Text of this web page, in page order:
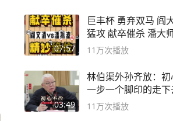
07:57
巨丰杯 勇弃双马 阎大师底线
猛攻 献卒催杀 潘大师精妙入
局
11万次播放
03:49
林伯渠外孙齐放：
一步一个脚印的走下
论坛
11万次播放